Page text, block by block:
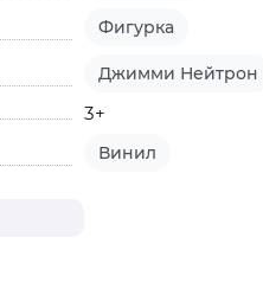
Фигурка
Джимми Нейтрон
3+
Винил